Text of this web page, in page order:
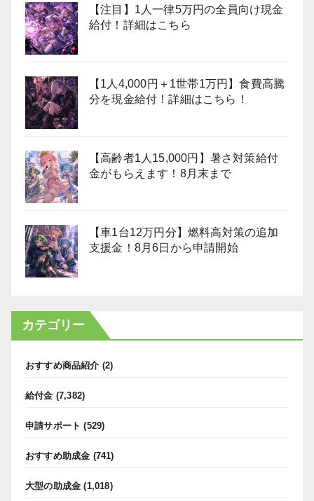
【注目】1人一律5万円の全員向け現金
給付！詳細はこちら
【1人4,000円＋1世帯1万円】食費高騰
分を現金給付！詳細はこちら！
【高齢者1人15,000円】暑さ対策給付
金がもらえます！8月末まで
【車1台12万円分】燃料高対策の追加
支援金！8月6日から申請開始
カテゴリー
おすすめ商品紹介 (2)
給付金 (7,382)
申請サポート (529)
おすすめ助成金 (741)
大型の助成金 (1,018)